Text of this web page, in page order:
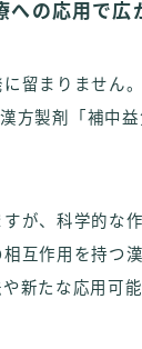
への応用で広
留まりません
製剤「補中
が、科学的な
互作用を持つ
新たな応用可